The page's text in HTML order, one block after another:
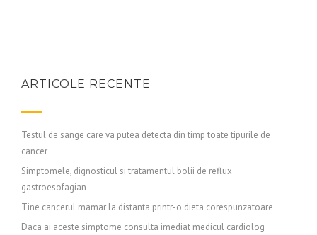
ARTICOLE RECENTE
Testul de sange care va putea detecta din timp toate tipurile de
cancer
Simptomele, dignosticul si tratamentul bolii de reflux
gastroesofagian
Tine cancerul mamar la distanta printr-o dieta corespunzatoare
Daca ai aceste simptome consulta imediat medicul cardiolog